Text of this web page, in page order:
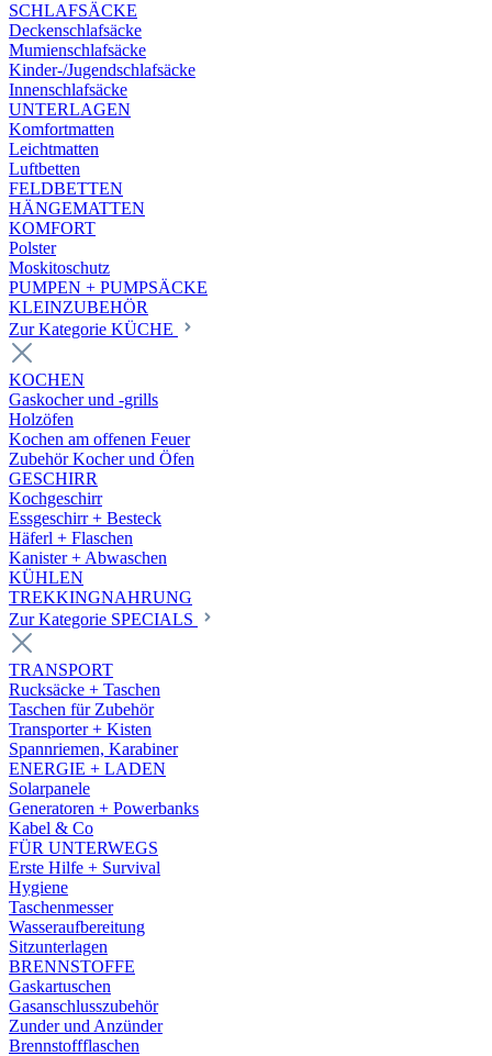
SCHLAFSÄCKE
Deckenschlafsäcke
Mumienschlafsäcke
Kinder-/Jugendschlafsäcke
Innenschlafsäcke
UNTERLAGEN
Komfortmatten
Leichtmatten
Luftbetten
FELDBETTEN
HÄNGEMATTEN
KOMFORT
Polster
Moskitoschutz
PUMPEN + PUMPSÄCKE
KLEINZUBEHÖR
Zur Kategorie KÜCHE
KOCHEN
Gaskocher und -grills
Holzöfen
Kochen am offenen Feuer
Zubehör Kocher und Öfen
GESCHIRR
Kochgeschirr
Essgeschirr + Besteck
Häferl + Flaschen
Kanister + Abwaschen
KÜHLEN
TREKKINGNAHRUNG
Zur Kategorie SPECIALS
TRANSPORT
Rucksäcke + Taschen
Taschen für Zubehör
Transporter + Kisten
Spannriemen, Karabiner
ENERGIE + LADEN
Solarpanele
Generatoren + Powerbanks
Kabel & Co
FÜR UNTERWEGS
Erste Hilfe + Survival
Hygiene
Taschenmesser
Wasseraufbereitung
Sitzunterlagen
BRENNSTOFFE
Gaskartuschen
Gasanschlusszubehör
Zunder und Anzünder
Brennstoffflaschen